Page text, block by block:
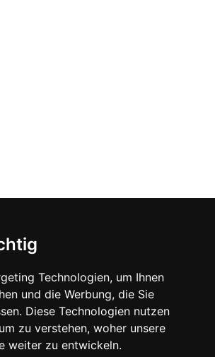
Technologien, um Ihnen
und die Werbung, die Sie
Diese Technologien nutzen
zu verstehen, woher unsere
weiter zu entwickeln.